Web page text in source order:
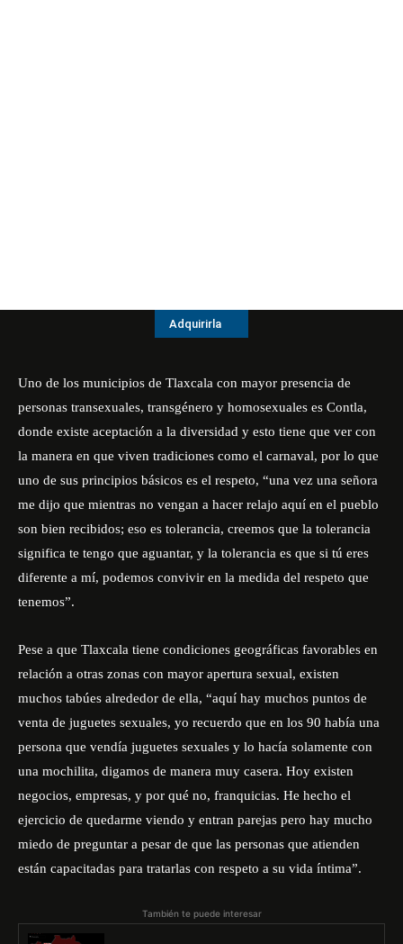
Adquirirla
Uno de los municipios de Tlaxcala con mayor presencia de
personas transexuales, transgénero y homosexuales es Contla,
donde existe aceptación a la diversidad y esto tiene que ver con
la manera en que viven tradiciones como el carnaval, por lo que
uno de sus principios básicos es el respeto, “una vez una señora
me dijo que mientras no vengan a hacer relajo aquí en el pueblo
son bien recibidos; eso es tolerancia, creemos que la tolerancia
significa te tengo que aguantar, y la tolerancia es que si tú eres
diferente a mí, podemos convivir en la medida del respeto que
tenemos”.
Pese a que Tlaxcala tiene condiciones geográficas favorables en
relación a otras zonas con mayor apertura sexual, existen
muchos tabúes alrededor de ella, “aquí hay muchos puntos de
venta de juguetes sexuales, yo recuerdo que en los 90 había una
persona que vendía juguetes sexuales y lo hacía solamente con
una mochilita, digamos de manera muy casera. Hoy existen
negocios, empresas, y por qué no, franquicias. He hecho el
ejercicio de quedarme viendo y entran parejas pero hay mucho
miedo de preguntar a pesar de que las personas que atienden
están capacitadas para tratarlas con respeto a su vida íntima”.
También te puede interesar